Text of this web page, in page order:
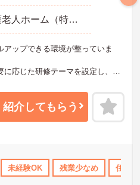
社会保険完備 交通費支給
特別養護老人ホーム（特養）
ップできる環境が整っていま
応じた研修テーマを設定し、年
また、法人内合同研修では、年
処遇職員研修，2年目職員研修，中
施設と合同で行っています。
紹介してもらう
未経験OK 残業少なめ 住宅